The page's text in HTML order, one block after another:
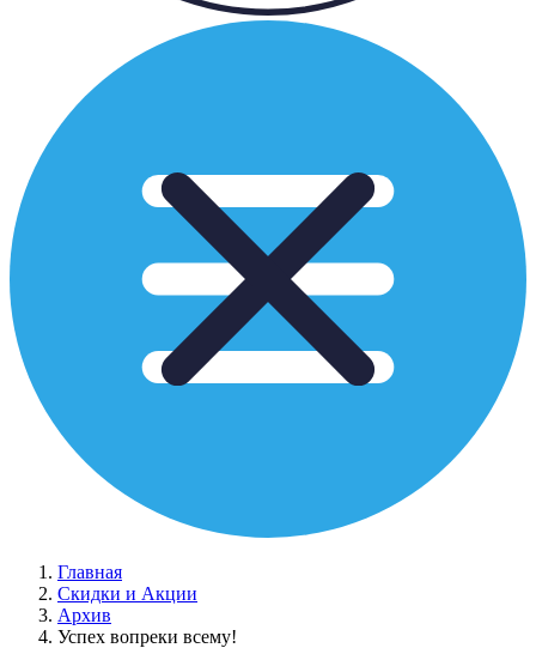
Главная
Скидки и Акции
Архив
Успех вопреки всему!